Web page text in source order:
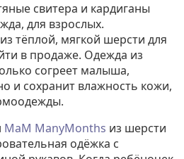
свитера и кардиганы
для взрослых.
тёплой, мягкой шерсти для
в продаже. Одежда из
согреет малыша,
и сохранит влажность кожи,
МaM ManyMonths из шерсти
одёжка с